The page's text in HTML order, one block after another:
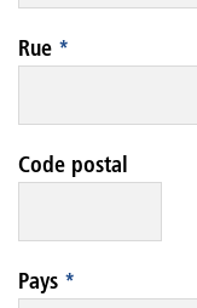
Rue *
Code postal
Pays *